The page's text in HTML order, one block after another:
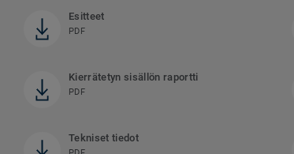
Esitteet
PDF
Kierrätetyn sisällön raportti
PDF
Tekniset tiedot